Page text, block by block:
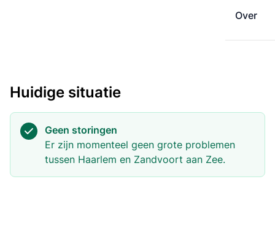
Over
Huidige situatie
Geen storingen
Er zijn momenteel geen grote problemen
tussen Haarlem en Zandvoort aan Zee.